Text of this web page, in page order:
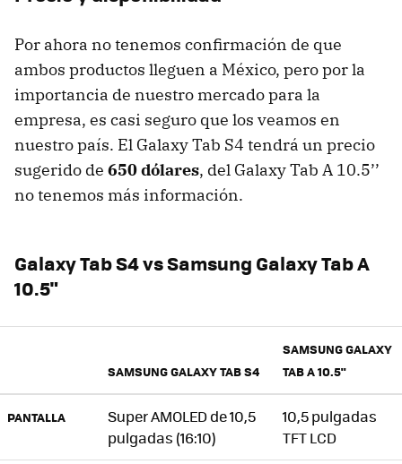
Por ahora no tenemos confirmación de que
ambos productos lleguen a México, pero por la
importancia de nuestro mercado para la
empresa, es casi seguro que los veamos en
nuestro país. El Galaxy Tab S4 tendrá un precio
sugerido de 650 dólares, del Galaxy Tab A 10.5’’
no tenemos más información.
Galaxy Tab S4 vs Samsung Galaxy Tab A
10.5"
SAMSUNG GALAXY TAB S4
SAMSUNG GALAXY
TAB A 10.5"
PANTALLA
Super AMOLED de 10,5
pulgadas (16:10)
10,5 pulgadas
TFT LCD